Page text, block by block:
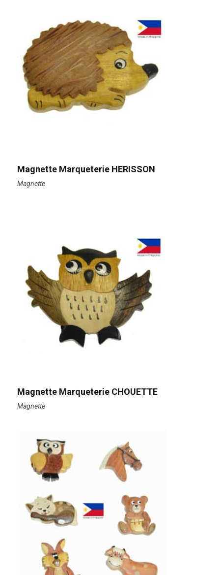
Magnette Marqueterie HERISSON
Magnette
Magnette Marqueterie CHOUETTE
Magnette